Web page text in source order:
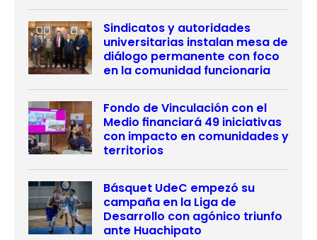
Sindicatos y autoridades
universitarias instalan mesa de
diálogo permanente con foco
en la comunidad funcionaria
Fondo de Vinculación con el
Medio financiará 49 iniciativas
con impacto en comunidades y
territorios
Básquet UdeC empezó su
campaña en la Liga de
Desarrollo con agónico triunfo
ante Huachipato